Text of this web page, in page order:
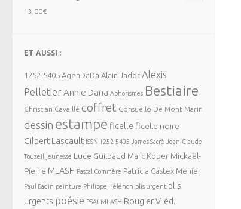
13,00€
ET AUSSI :
1252-5405 AgenDaDa Alain Jadot Alexis
PelletierAnnie Dana Aphorismes Bestiaire
Christian Cavaillé coffret Consuello De Mont Marin
dessin estampe ficelle ficelle noire
Gilbert Lascault ISSN 1252-5405 James Sacré Jean-Claude
Touzeil jeunesse Luce Guilbaud Marc Kober Mickaël-
Pierre MLASH Pascal Commère Patricia Castex Menier
Paul Badin peinture Philippe Hélénon plis urgent plis
urgents poésie PSALMLASH Rougier V. éd.